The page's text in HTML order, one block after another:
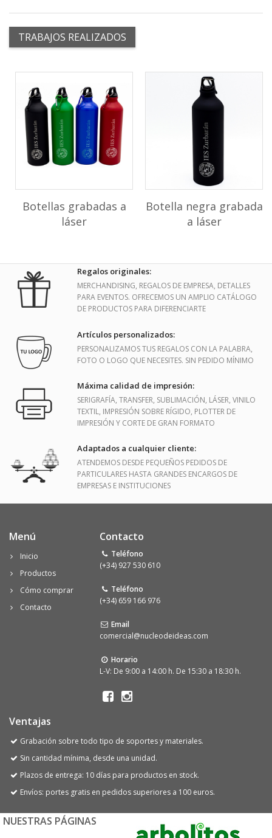
TRABAJOS REALIZADOS
Botellas grabadas a
láser
Botella negra grabada
a láser
Regalos originales:
MERCHANDISING, REGALOS DE EMPRESA, DETALLES
PARA EVENTOS. OFRECEMOS UN AMPLIO CATÁLOGO
DE PRODUCTOS PARA DIFERENCIARTE
Artículos personalizados:
PERSONALIZAMOS TUS REGALOS CON LA PALABRA,
FOTO O LOGO QUE NECESITES. SIN PEDIDO MÍNIMO
Máxima calidad de impresión:
SERIGRAFÍA, TRANSFER, SUBLIMACIÓN, LÁSER, VINILO
TEXTIL, IMPRESIÓN SOBRE RÍGIDO, PLOTTER DE
IMPRESIÓN Y CORTE DE GRAN FORMATO
Adaptados a cualquier cliente:
ATENDEMOS DESDE PEQUEÑOS PEDIDOS DE
PARTICULARES HASTA GRANDES ENCARGOS DE
EMPRESAS E INSTITUCIONES
Menú
Inicio
Productos
Cómo comprar
Contacto
Contacto
Teléfono
(+34) 927 530 610
Teléfono
(+34) 659 166 976
Email
comercial@nucleodeideas.com
Horario
L-V: De 9:00 a 14:00 h. De 15:30 a 18:30 h.
Ventajas
Grabación sobre todo tipo de soportes y materiales.
Sin cantidad mínima, desde una unidad.
Plazos de entrega: 10 días para productos en stock.
Envíos: portes gratis en pedidos superiores a 100 euros.
NUESTRAS PÁGINAS